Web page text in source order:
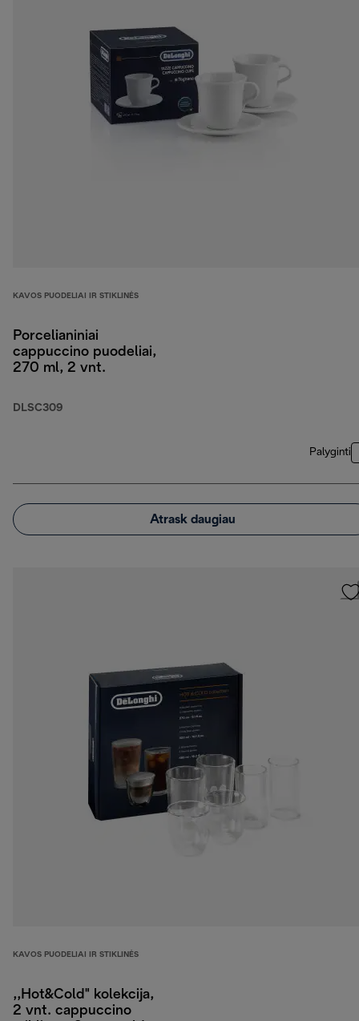
KAVOS PUODELIAI IR STIKLINĖS
Porcelianiniai
cappuccino puodeliai,
270 ml, 2 vnt.
DLSC309
Palyginti
Atrask daugiau
KAVOS PUODELIAI IR STIKLINĖS
,,Hot&Cold" kolekcija,
2 vnt. cappuccino